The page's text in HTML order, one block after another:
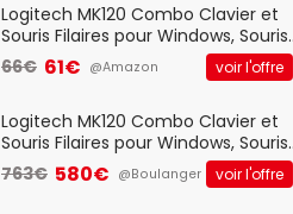
Logitech MK120 Combo Clavier et
Souris Filaires pour Windows, Souris
Optique Filaire, Connexion USB Plug
And Play, Confortable, Taille
QWERTY UK - Noir
66€ 61€ @Amazon voir l'offre
Logitech MK120 Combo Clavier et
Souris Filaires pour Windows, Souris
Optique Filaire, Connexion USB Plug
And Play, Confortable, Taille
763€ 580€ @Boulanger voir l'offre